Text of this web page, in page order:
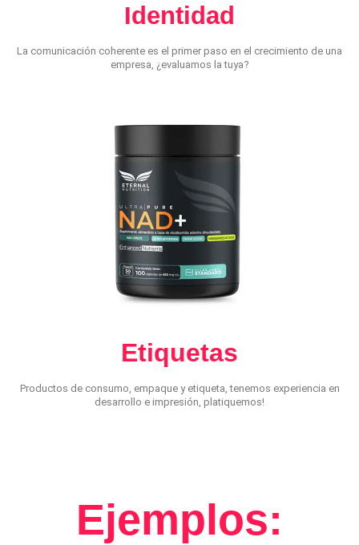
Identidad
La comunicación coherente es el primer paso en el crecimiento de una
empresa, ¿evaluamos la tuya?
Etiquetas
Productos de consumo, empaque y etiqueta, tenemos experiencia en
desarrollo e impresión, platiquemos!
Ejemplos: